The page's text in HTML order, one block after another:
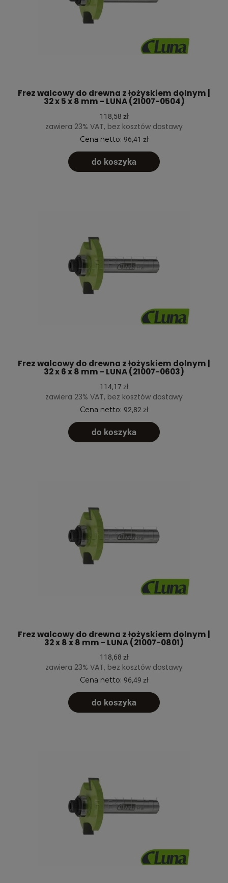
Frez walcowy do drewna z łożyskiem dolnym |
32 x 5 x 8 mm - LUNA (21007-0504)
118,58 zł
zawiera 23% VAT, bez kosztów dostawy
Cena netto: 96,41 zł
do koszyka
Frez walcowy do drewna z łożyskiem dolnym |
32 x 6 x 8 mm - LUNA (21007-0603)
114,17 zł
zawiera 23% VAT, bez kosztów dostawy
Cena netto: 92,82 zł
do koszyka
Frez walcowy do drewna z łożyskiem dolnym |
32 x 8 x 8 mm - LUNA (21007-0801)
118,68 zł
zawiera 23% VAT, bez kosztów dostawy
Cena netto: 96,49 zł
do koszyka